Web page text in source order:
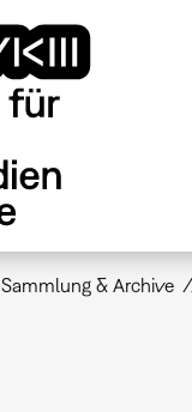
Sammlung & Archive